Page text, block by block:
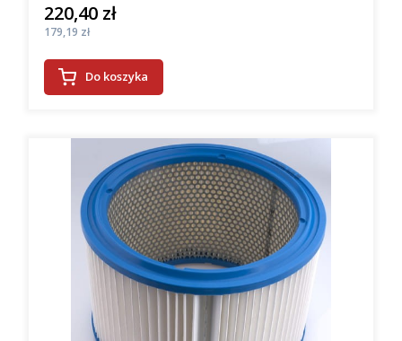
Cena
220,40 zł
Cena
179,19 zł
Do koszyka